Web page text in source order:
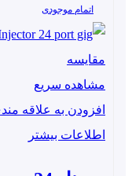
مجموع توان : ۴۸۰ وات
فاقد آداپتور داخلی
اتمام موجودی
مقایسه
مشاهده سریع
افزودن به علاقه مندی
اطلاعات بیشتر